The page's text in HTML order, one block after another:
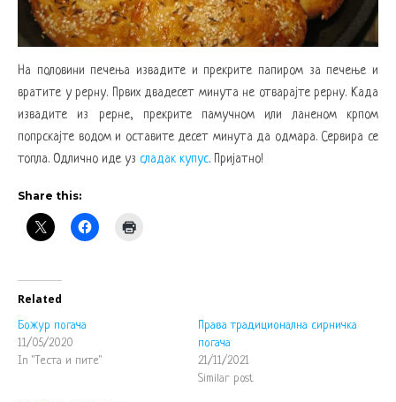
На половини печења извадите и прекрите папиром за печење и
вратите у рерну. Првих двадесет минута не отварајте рерну. Када
извадите из рерне, прекрите памучном или ланеном крпом
попрскајте водом и оставите десет минута да одмара. Сервира се
топла. Одлично иде уз сладак купус. Пријатно!
Share this:
Related
Божур погача
11/05/2020
In "Теста и пите"
Права традиционална сирничка
погача
21/11/2021
Similar post